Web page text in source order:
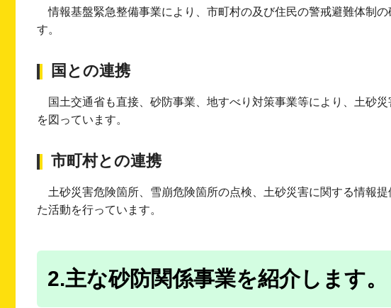
情報基盤緊急整備事業により、市町村の及び住民の警戒避難体制
す。
国との連携
国土交通省も直接、砂防事業、地すべり対策事業等により、土砂
を図っています。
市町村との連携
土砂災害危険箇所、雪崩危険箇所の点検、土砂災害に関する情報
た活動を行っています。
2.主な砂防関係事業を紹介します。